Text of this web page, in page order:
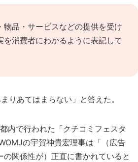
物品・サービスなどの提供を受け
を消費者にわかるように表記して
りあてはまらない」と答えた。
内で行われた「クチコミフェスタ
の宇賀神貴宏理事は「（広告
の関係性が）正直に書かれていると